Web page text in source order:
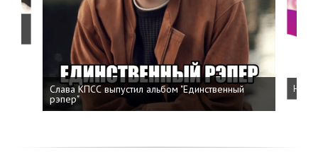
Слава КПСС выпустил альбом "Единственный
рэпер"